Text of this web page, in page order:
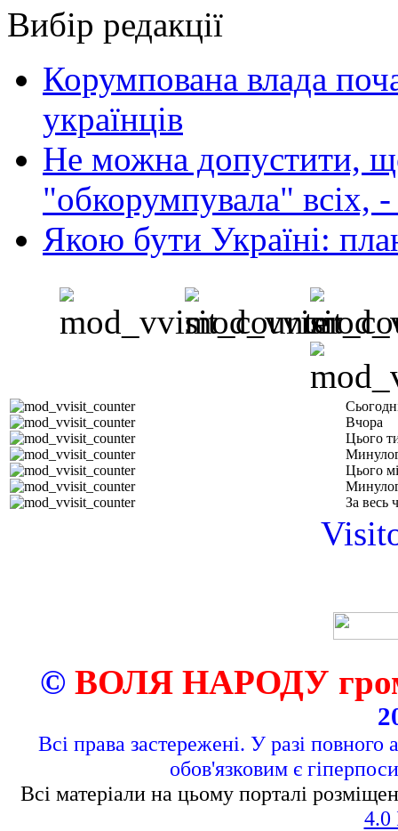
Вибір редакції
Корумпована влада
українців
Не можна допустити,
"обкорумпувала" всіх,
Якою бути Україні:
Вчора
Цього
Цього
За весь
© ВОЛЯ НАРОДУ
Всі права застережені. У разі повного
обов'язковим є
Всі матеріали на цьому порталі
4.0